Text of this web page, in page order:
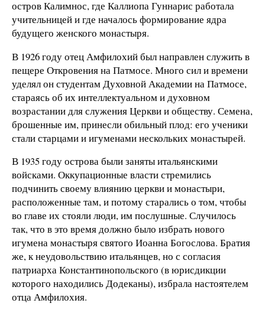
остров Калимнос, где Каллиопа Гуннарис работала
учительницей и где началось формирование ядра
будущего женского монастыря.
В 1926 году отец Амфилохий был направлен служить в
пещере Откровения на Патмосе. Много сил и времени
уделял он студентам Духовной Академии на Патмосе,
стараясь об их интеллектуальном и духовном
возрастании для служения Церкви и обществу. Семена,
брошенные им, принесли обильный плод: его ученики
стали старцами и игуменами нескольких монастырей.
В 1935 году острова были заняты итальянскими
войсками. Оккупационные власти стремились
подчинить своему влиянию церкви и монастыри,
расположенные там, и потому старались о том, чтобы
во главе их стояли люди, им послушные. Случилось
так, что в это время должно было избрать нового
игумена монастыря святого Иоанна Богослова. Братия
же, к неудовольствию итальянцев, но с согласия
патриарха Константинопольского (в юрисдикции
которого находились Додеканы), избрала настоятелем
отца Амфилохия.